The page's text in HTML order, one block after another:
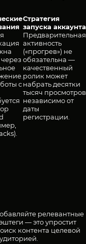
через
с
Стратегия
запуска аккаунта
Предварительная
активность
(«прогрев») не
обязательна —
качественный
ролик может
набрать десятки
тысяч просмотров
независимо от
даты
регистрации.
релевантные
— это упростит
контента целевой